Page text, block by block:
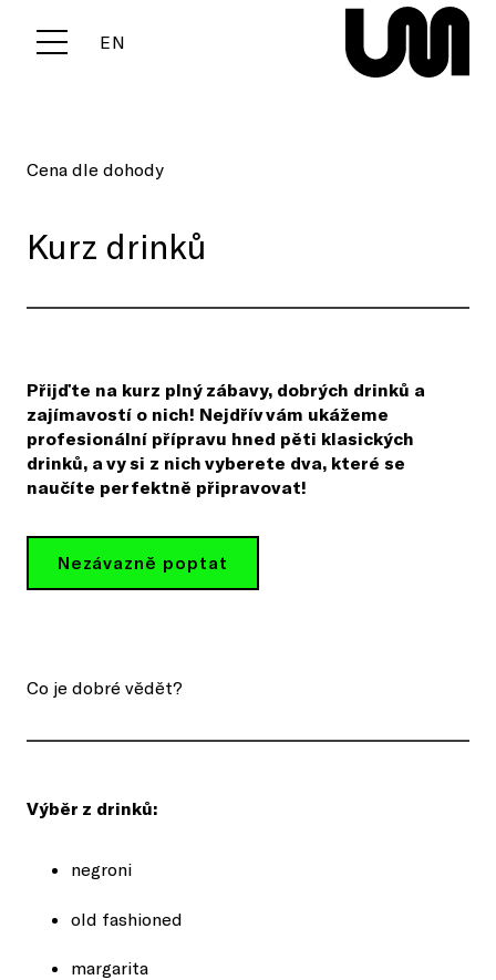
Menu CZ
EN
Cena dle dohody
Kurz drinků
Přijďte na kurz plný zábavy, dobrých drinků a
zajímavostí o nich! Nejdřív vám ukážeme
profesionální přípravu hned pěti klasických
drinků, a vy si z nich vyberete dva, které se
naučíte perfektně připravovat!
Nezávazně poptat
Co je dobré vědět?
Výběr z drinků:
negroni
old fashioned
margarita